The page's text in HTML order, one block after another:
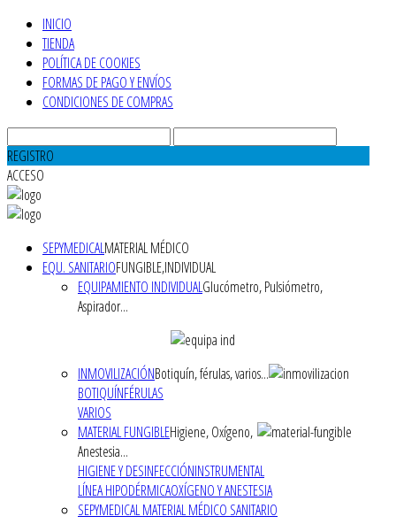
INICIO
TIENDA
POLÍTICA DE COOKIES
FORMAS DE PAGO Y ENVÍOS
CONDICIONES DE COMPRAS
REGISTRO
ACCESO
SEPYMEDICALMATERIAL MÉDICO
EQU. SANITARIOFUNGIBLE,INDIVIDUAL
EQUIPAMIENTO INDIVIDUALGlucómetro, Pulsiómetro,
Aspirador...
INMOVILIZACIÓNBotiquín, férulas, varios...
BOTIQUÍNFÉRULAS
VARIOS
MATERIAL FUNGIBLEHigiene, Oxígeno,
Anestesia...
HIGIENE Y DESINFECCIÓNINSTRUMENTAL
LÍNEA HIPODÉRMICAOXÍGENO Y ANESTESIA
SEPYMEDICAL MATERIAL MÉDICO SANITARIO